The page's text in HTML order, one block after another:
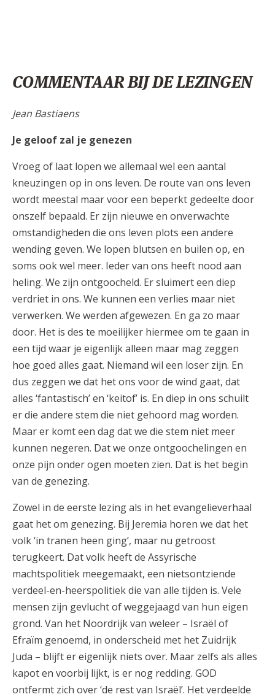
COMMENTAAR BIJ DE LEZINGEN
Jean Bastiaens
Je geloof zal je genezen
Vroeg of laat lopen we allemaal wel een aantal
kneuzingen op in ons leven. De route van ons leven
wordt meestal maar voor een beperkt gedeelte door
onszelf bepaald. Er zijn nieuwe en onverwachte
omstandigheden die ons leven plots een andere
wending geven. We lopen blutsen en builen op, en
soms ook wel meer. Ieder van ons heeft nood aan
heling. We zijn ontgoocheld. Er sluimert een diep
verdriet in ons. We kunnen een verlies maar niet
verwerken. We werden afgewezen. En ga zo maar
door. Het is des te moeilijker hiermee om te gaan in
een tijd waar je eigenlijk alleen maar mag zeggen
hoe goed alles gaat. Niemand wil een loser zijn. En
dus zeggen we dat het ons voor de wind gaat, dat
alles ‘fantastisch’ en ‘keitof’ is. En diep in ons schuilt
er die andere stem die niet gehoord mag worden.
Maar er komt een dag dat we die stem niet meer
kunnen negeren. Dat we onze ontgoochelingen en
onze pijn onder ogen moeten zien. Dat is het begin
van de genezing.
Zowel in de eerste lezing als in het evangelieverhaal
gaat het om genezing. Bij Jeremia horen we dat het
volk ‘in tranen heen ging’, maar nu getroost
terugkeert. Dat volk heeft de Assyrische
machtspolitiek meegemaakt, een nietsontziende
verdeel-en-heerspolitiek die van alle tijden is. Vele
mensen zijn gevlucht of weggejaagd van hun eigen
grond. Van het Noordrijk van weleer – Israël of
Efraïm genoemd, in onderscheid met het Zuidrijk
Juda – blijft er eigenlijk niets over. Maar zelfs als alles
kapot en voorbij lijkt, is er nog redding. GOD
ontfermt zich over ‘de rest van Israël’. Het verdeelde